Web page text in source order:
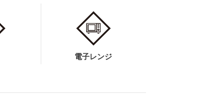
電子レンジ